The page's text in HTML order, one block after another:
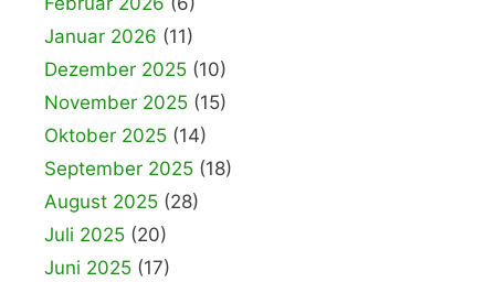
Januar 2026 (11)
Dezember 2025 (10)
November 2025 (15)
Oktober 2025 (14)
September 2025 (18)
August 2025 (28)
Juli 2025 (20)
Juni 2025 (17)